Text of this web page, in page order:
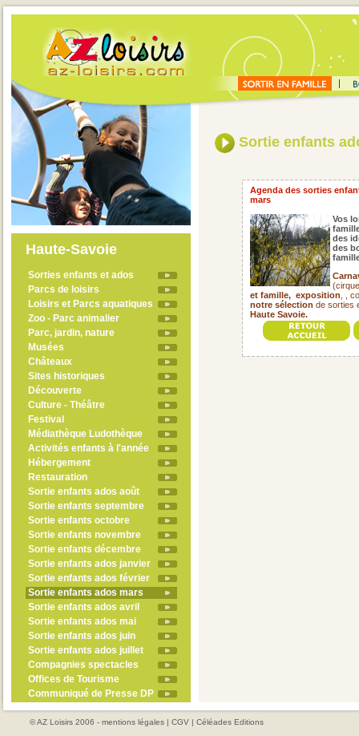
Haute-Savoie
Sorties enfants et ados
Parcs de loisirs
Loisirs et Parcs aquatiques
Zoo - Parc animalier
Parc, jardin, nature
Musées
Châteaux
Sites historiques
Découverte
Culture - Théâtre
Festival
Médiathèque Ludothèque
Activités enfants à l'année
Hébergement
Restauration
Sortie enfants ados août
Sortie enfants septembre
Sortie enfants octobre
Sortie enfants novembre
Sortie enfants décembre
Sortie enfants ados janvier
Sortie enfants ados février
Sortie enfants ados mars
Sortie enfants ados avril
Sortie enfants ados mai
Sortie enfants ados juin
Sortie enfants ados juillet
Compagnies spectacles
Offices de Tourisme
Communiqué de Presse DP
Sortie enfants
Agenda des sorties
mars
Vos
des
des
et famille, exposition , ,
notre sélection de sorties
Haute Savoie.
© AZ Loisirs 2006 - mentions légales | CGV | Céléades Editions